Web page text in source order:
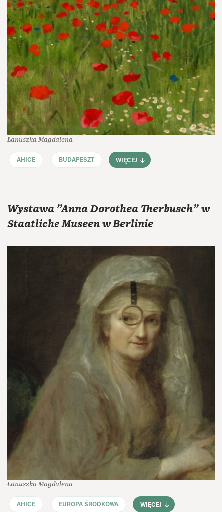
Łanuszka Magdalena
AHICE BUDAPESZT WIĘCEJ
Wystawa "Anna Dorothea Therbusch" w
Staatliche Museen w Berlinie
Łanuszka Magdalena
AHICE EUROPA ŚRODKOWA WIĘCEJ